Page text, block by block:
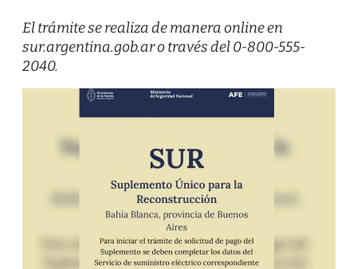
El trámite se realiza de manera online en
sur.argentina.gob.ar o través del 0-800-555-
2040.